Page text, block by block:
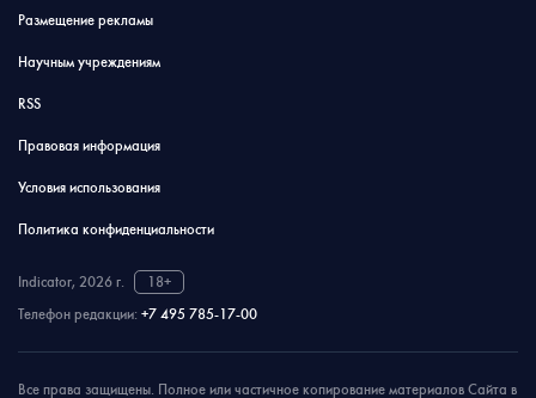
Размещение рекламы
Научным учреждениям
RSS
Правовая информация
Условия использования
Политика конфиденциальности
Indicator, 2026 г.
18+
Телефон редакции: +7 495 785-17-00
Все права защищены. Полное или частичное копирование материалов Сайта в